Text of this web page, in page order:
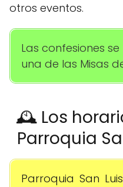
otros eventos.
Las confesiones
una de las Misas
🕰️ Los
Parroquia
Parroquia San